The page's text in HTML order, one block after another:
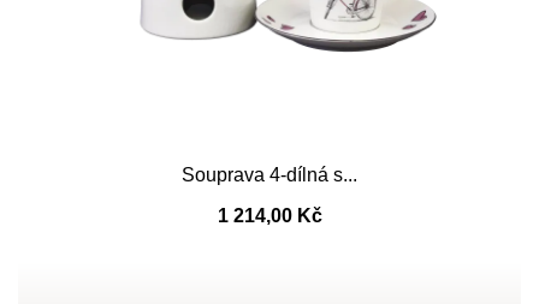
Souprava 4-dílná s...
1 214,00 Kč